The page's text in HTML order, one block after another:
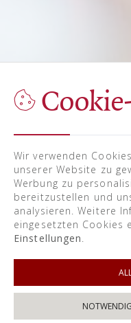
Wir verwenden
unserer Website zu
Werbung zu
bereitzustellen und
analysieren. Weitere
eingesetzten Cookies
Einstellungen.